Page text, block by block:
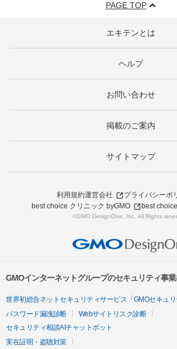
PAGE TOP
エキテンとは
ヘルプ
お問い合わせ
掲載のご案内
サイトマップ
利用規約運営会社
プライバシーポ
best choice クリニック byGMO
best
©GMO DesignOne, Inc. All Rights
GMOインターネットグループのセキュリティ事
世界初総合ネットセキュリティサービス「GMOセキュリ
パスワード漏洩診断
Webサイトリスク診断
セキュリティ相談AIチャットボット
実在証明・盗聴対策